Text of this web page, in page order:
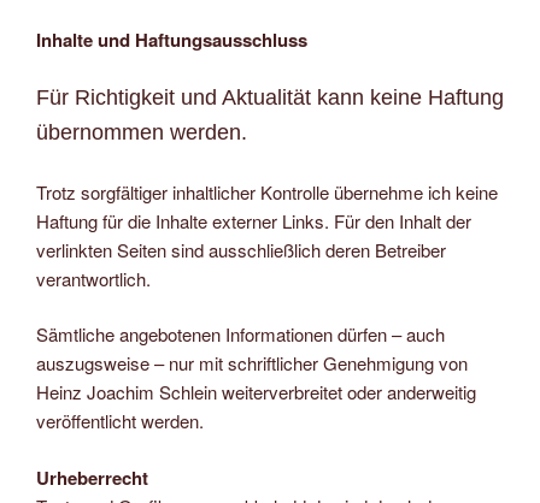
Inhalte und Haftungsausschluss
Für Richtigkeit und Aktualität kann keine Haftung
übernommen werden.
Trotz sorgfältiger inhaltlicher Kontrolle übernehme ich keine
Haftung für die Inhalte externer Links. Für den Inhalt der
verlinkten Seiten sind ausschließlich deren Betreiber
verantwortlich.
Sämtliche angebotenen Informationen dürfen – auch
auszugsweise – nur mit schriftlicher Genehmigung von
Heinz Joachim Schlein weiterverbreitet oder anderweitig
veröffentlicht werden.
Urheberrecht